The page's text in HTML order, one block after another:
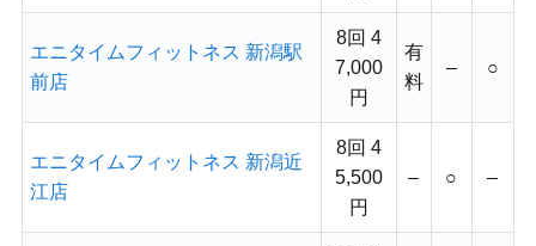
エニタイムフィットネス 新潟駅
前店
8回 4
7,000
円
有
料
– ○
エニタイムフィットネス 新潟近
江店
8回 4
5,500
円
– ○ –